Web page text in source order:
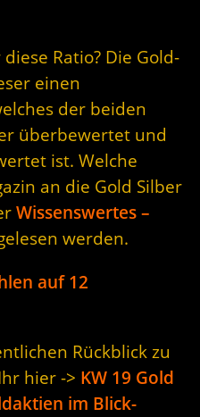
Ratio? Die Gold-
einen
der beiden
überbewertet und
ist. Welche
an die Gold Silber
Wissenswertes –
werden.
auf 12
Rückblick zu
hier -> KW 19 Gold
im Blick-